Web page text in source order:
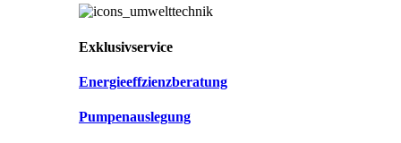
Exklusivservice
Energieeffzienzberatung
Pumpenauslegung